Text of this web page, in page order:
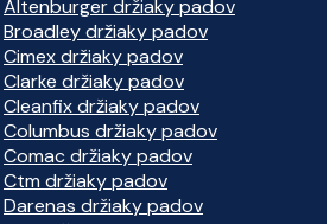
Altenburger držiaky padov
Broadley držiaky padov
Cimex držiaky padov
Clarke držiaky padov
Cleanfix držiaky padov
Columbus držiaky padov
Comac držiaky padov
Ctm držiaky padov
Darenas držiaky padov